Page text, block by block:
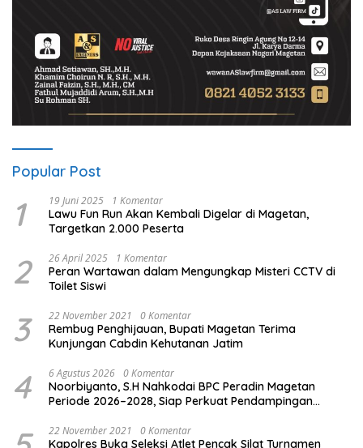
Popular Post
1 19 Juni 2025 1 Komentar
Lawu Fun Run Akan Kembali Digelar di Magetan,
Targetkan 2.000 Peserta
2 26 April 2025 1 Komentar
Peran Wartawan dalam Mengungkap Misteri CCTV di
Toilet Siswi
3 22 November 2021 0 Komentar
Rembug Penghijauan, Bupati Magetan Terima
Kunjungan Cabdin Kehutanan Jatim
4 6 Agustus 2026 0 Komentar
Noorbiyanto, S.H Nahkodai BPC Peradin Magetan
Periode 2026–2028, Siap Perkuat Pendampingan
22 November 2021 0 Komentar
Kapolres Buka Seleksi Atlet Pencak Silat Turnamen